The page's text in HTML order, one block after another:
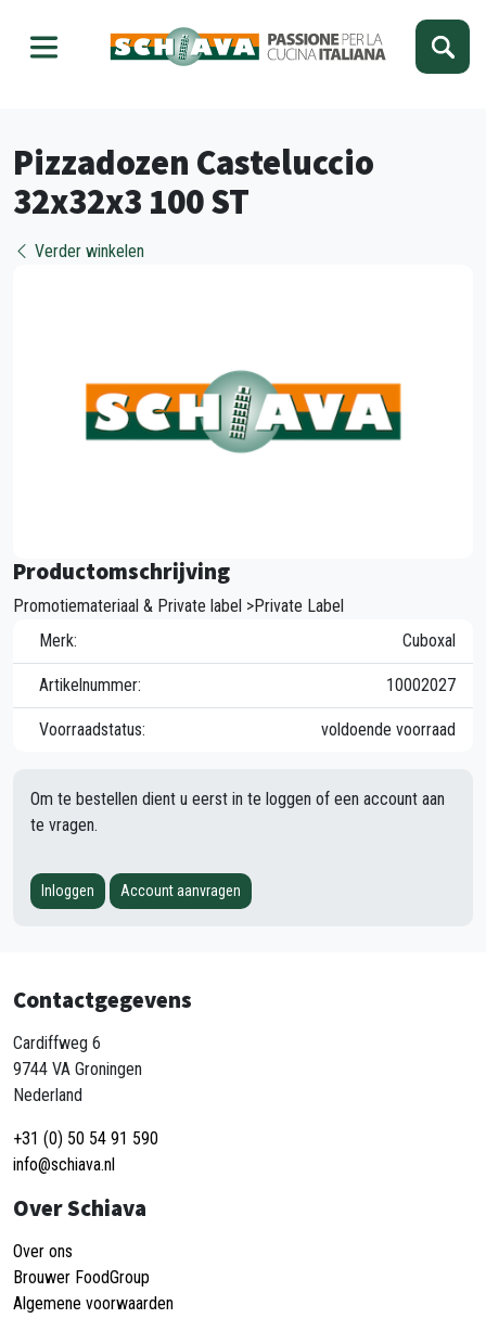
Pizzadozen Casteluccio
32x32x3 100 ST
Verder winkelen
Productomschrijving
Promotiemateriaal & Private label >Private Label
Merk:
Cuboxal
Artikelnummer: 10002027
Voorraadstatus: voldoende voorraad
Om te bestellen dient u eerst in te loggen of een account aan
te vragen.
Inloggen Account aanvragen
Contactgegevens
Cardiffweg 6
9744 VA Groningen
Nederland
+31 (0) 50 54 91 590
info@schiava.nl
Over Schiava
Over ons
Brouwer FoodGroup
Algemene voorwaarden